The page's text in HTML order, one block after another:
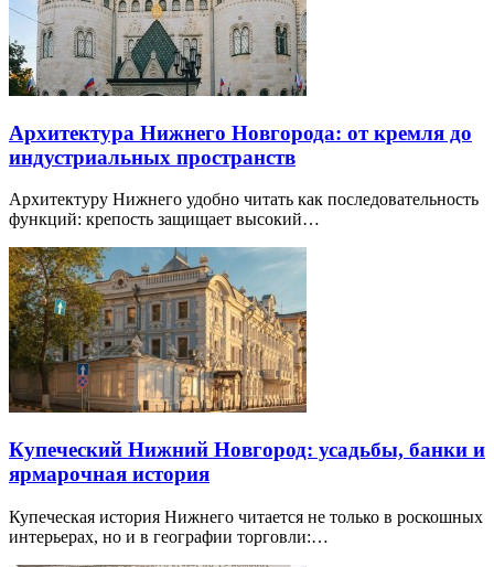
Архитектура Нижнего Новгорода: от кремля до
индустриальных пространств
Архитектуру Нижнего удобно читать как последовательность
функций: крепость защищает высокий…
Купеческий Нижний Новгород: усадьбы, банки и
ярмарочная история
Купеческая история Нижнего читается не только в роскошных
интерьерах, но и в географии торговли:…